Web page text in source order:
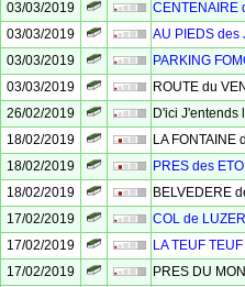
03/03/2019
CENTENAIRE
03/03/2019
AU PIEDS des
03/03/2019
PARKING
03/03/2019
ROUTE du
26/02/2019
D'ici J'entends
18/02/2019
LA FONTAINE
18/02/2019
PRES des
18/02/2019
BELVEDERE
17/02/2019
COL de
17/02/2019
LA TEUF TEUF
17/02/2019
PRES DU